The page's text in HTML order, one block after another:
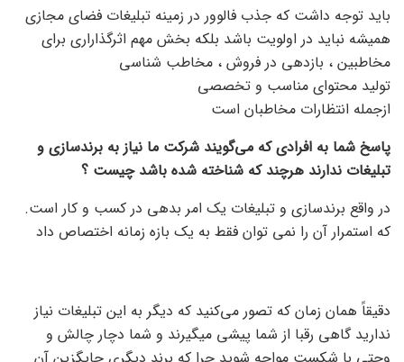
باید توجه داشت که جذب فالوور در زمینه تبلیغات فضای مجازی
همیشه نباید در اولویت باشد بلکه بخش مهم‌ اثرگذاراری برای
مخاطبین ، بازدهی در فروش ، مخاطب شناسی
تولید محتوای مناسب و تخصصی
ازجمله انتظارات مخاطبان است
پاسخ شما به افرادی که می‌گویند شرکت ما نیاز به برندسازی و
تبلیغات ندارند هرچند که شناخته شده باشد چیست ؟
در واقع برندسازی و تبلیغات یک امر بدهی در کسب و کار است.
که استمرار آن را نمی توان فقط به یک بازه زمانه اختصاص داد
دقیقاً همان زمان که تصور می‌کنید که دیگر به این تبلیغات نیاز
ندارید گاهی رقبا از شما پیشی میگیرند و شما دچار چالش و